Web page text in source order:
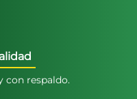
con respaldo.